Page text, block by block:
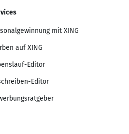
mit XING
auf XING
Editor
Editor